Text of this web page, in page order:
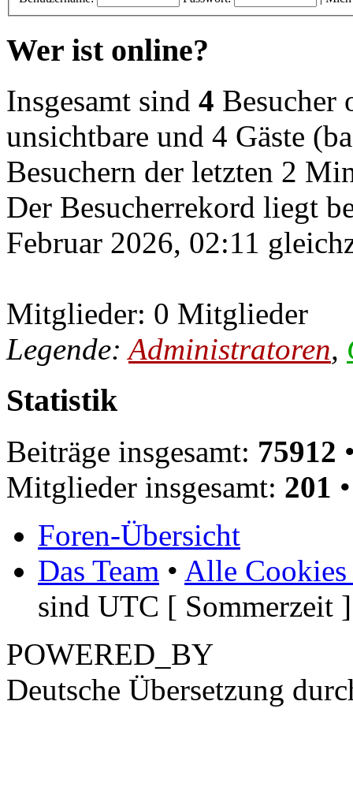
Wer ist online?
Insgesamt sind 4 Besucher
unsichtbare und 4 Gäste
Besuchern der letzten 2
Der Besucherrekord liegt
Februar 2026, 02:11
Mitglieder: 0 Mitglieder
Legende:Administratoren,
Statistik
Beiträge insgesamt: 75912
Mitglieder insgesamt: 201
Foren-Übersicht
Das Team • Alle Cookies
sind UTC [ Sommerzeit ]
POWERED_BY
Deutsche Übersetzung